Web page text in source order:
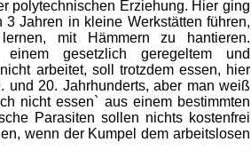
polytechnischen Erziehung. Hier ging
Jahren in kleine Werkstätten führen,
mit Hämmern zu hantieren.
gesetzlich geregeltem und
arbeitet, soll trotzdem essen, hier
20. Jahrhunderts, aber man weiß
nicht essen` aus einem bestimmten
Parasiten sollen nichts kostenfrei
wenn der Kumpel dem arbeitslosen